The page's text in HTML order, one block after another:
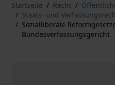
Startseite / Recht /
/ Staats- und
/ Sozialliberale
Bundesverfassungsgericht